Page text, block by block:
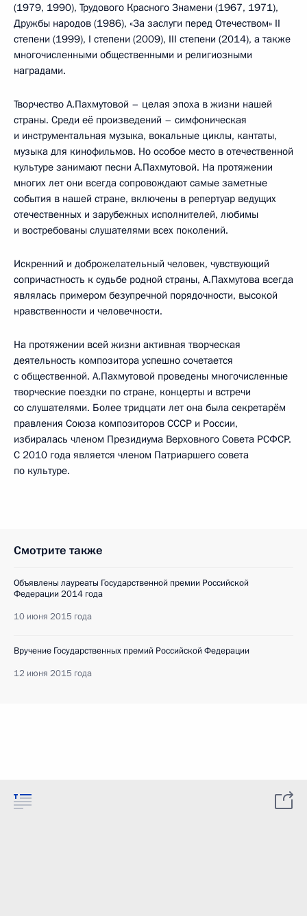
(1979, 1990), Трудового Красного Знамени (1967, 1971),
Дружбы народов (1986), «За заслуги перед Отечеством» II
степени (1999), I степени (2009), III степени (2014), а также
многочисленными общественными и религиозными
наградами.
Творчество А.Пахмутовой – целая эпоха в жизни нашей
страны. Среди её произведений – симфоническая
и инструментальная музыка, вокальные циклы, кантаты,
музыка для кинофильмов. Но особое место в отечественной
культуре занимают песни А.Пахмутовой. На протяжении
многих лет они всегда сопровождают самые заметные
события в нашей стране, включены в репертуар ведущих
отечественных и зарубежных исполнителей, любимы
и востребованы слушателями всех поколений.
Искренний и доброжелательный человек, чувствующий
сопричастность к судьбе родной страны, А.Пахмутова всегда
являлась примером безупречной порядочности, высокой
нравственности и человечности.
На протяжении всей жизни активная творческая
деятельность композитора успешно сочетается
с общественной. А.Пахмутовой проведены многочисленные
творческие поездки по стране, концерты и встречи
со слушателями. Более тридцати лет она была секретарём
правления Союза композиторов СССР и России,
избиралась членом Президиума Верховного Совета РСФСР.
С 2010 года является членом Патриаршего совета
по культуре.
Смотрите также
Объявлены лауреаты Государственной премии Российской
Федерации 2014 года
10 июня 2015 года
Вручение Государственных премий Российской Федерации
12 июня 2015 года